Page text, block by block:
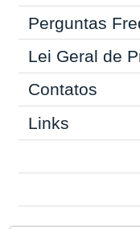
Perguntas
Lei Geral de
Contatos
Links